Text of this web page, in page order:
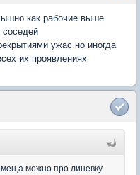
как рабочие выше
соседей
ужас но иногда
их проявлениях
можно про линевку